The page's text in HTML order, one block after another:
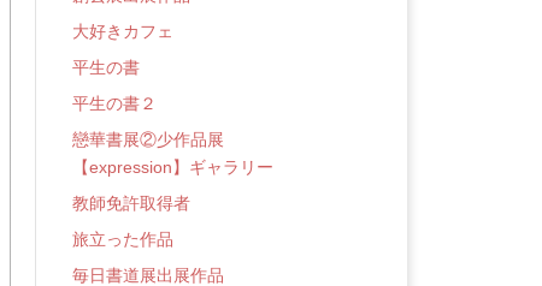
大好きカフェ
平生の書
平生の書２
戀華書展②少作品展
【expression】ギャラリー
教師免許取得者
旅立った作品
毎日書道展出展作品